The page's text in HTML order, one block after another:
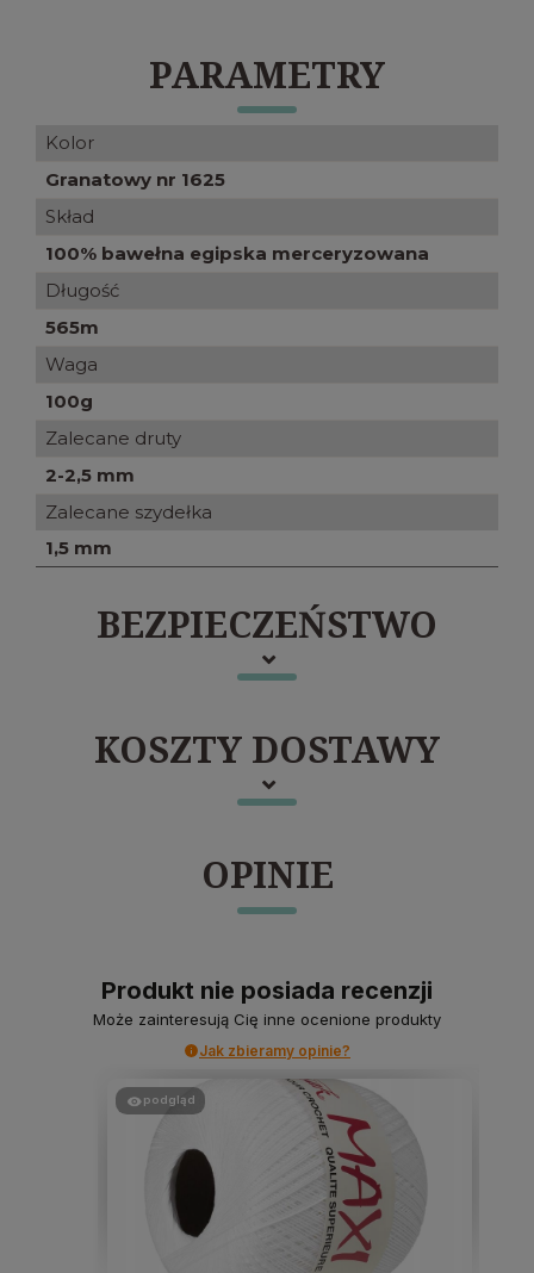
PARAMETRY
Kolor
Granatowy nr 1625
Skład
100% bawełna egipska merceryzowana
Długość
565m
Waga
100g
Zalecane druty
2-2,5 mm
Zalecane szydełka
1,5 mm
BEZPIECZEŃSTWO
KOSZTY DOSTAWY
OPINIE
Produkt nie posiada recenzji
Może zainteresują Cię inne ocenione produkty
Jak zbieramy opinie?
podgląd